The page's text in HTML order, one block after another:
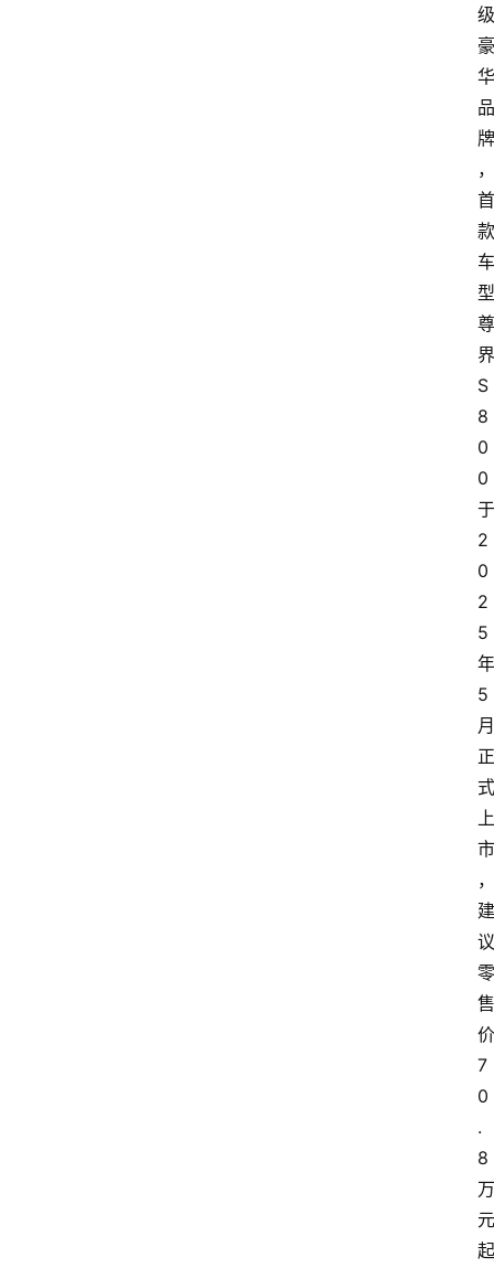
级
豪
华
品
牌
，
首
款
车
型
尊
界
S
8
0
0
于
2
0
2
5
年
5
月
正
式
上
市
，
建
议
零
售
价
7
0
.
8
万
元
起